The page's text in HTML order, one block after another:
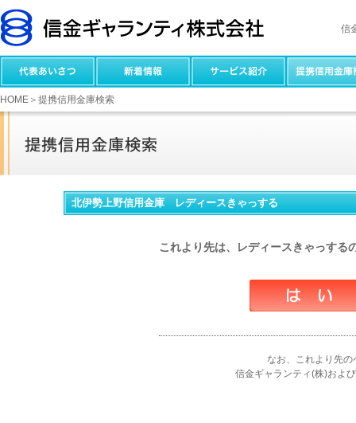
信
HOME ＞提携信用金庫検索
北伊勢上野信用金庫 レディースきゃっする
これより先は、レディースきゃっする
なお、これより先
信金ギャランティ(株)およ